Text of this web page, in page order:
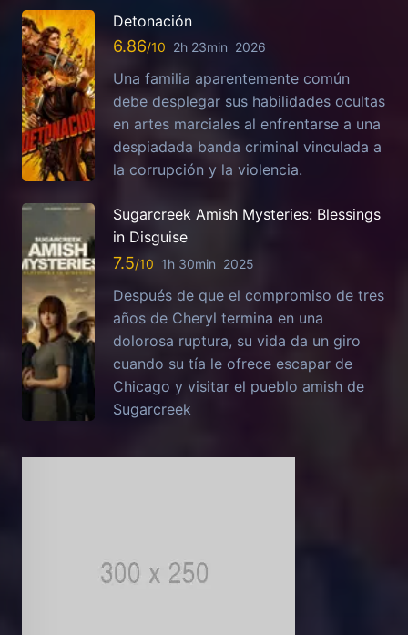
Detonación
6.86 2h 23min 2026
Una familia aparentemente común
debe desplegar sus habilidades ocultas
en artes marciales al enfrentarse a una
despiadada banda criminal vinculada a
la corrupción y la violencia.
Sugarcreek Amish Mysteries: Blessings
in Disguise
7.5 1h 30min 2025
Después de que el compromiso de tres
años de Cheryl termina en una
dolorosa ruptura, su vida da un giro
cuando su tía le ofrece escapar de
Chicago y visitar el pueblo amish de
Sugarcreek